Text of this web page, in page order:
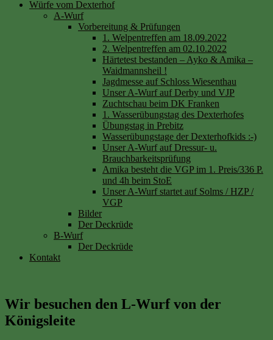
Würfe vom Dexterhof
A-Wurf
Vorbereitung & Prüfungen
1. Welpentreffen am 18.09.2022
2. Welpentreffen am 02.10.2022
Härtetest bestanden – Ayko & Amika –
Waidmannsheil !
Jagdmesse auf Schloss Wiesenthau
Unser A-Wurf auf Derby und VJP
Zuchtschau beim DK Franken
1. Wasserübungstag des Dexterhofes
Übungstag in Prebitz
Wasserübungstage der Dexterhofkids :-)
Unser A-Wurf auf Dressur- u.
Brauchbarkeitsprüfung
Amika besteht die VGP im 1. Preis/336 P.
und 4h beim StoE
Unser A-Wurf startet auf Solms / HZP /
VGP
Bilder
Der Deckrüde
B-Wurf
Der Deckrüde
Kontakt
Wir besuchen den L-Wurf von der
Königsleite